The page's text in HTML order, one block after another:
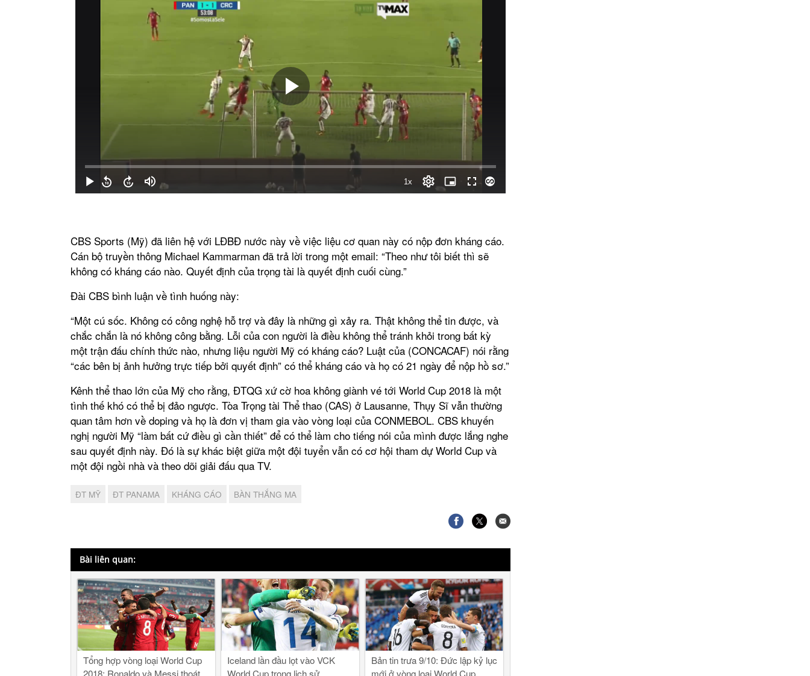
CBS Sports (Mỹ) đã liên hệ với LĐBĐ nước này về việc liệu cơ quan này có nộp đơn kháng cáo.
Cán bộ truyền thông Michael Kammarman đã trả lời trong một email: “Theo như tôi biết thì sẽ
không có kháng cáo nào. Quyết định của trọng tài là quyết định cuối cùng.”
Đài CBS bình luận về tình huống này:
“Một cú sốc. Không có công nghệ hỗ trợ và đây là những gì xảy ra. Thật không thể tin được, và
chắc chắn là nó không công bằng. Lỗi của con người là điều không thể tránh khỏi trong bất kỳ
một trận đấu chính thức nào, nhưng liệu người Mỹ có kháng cáo? Luật của (CONCACAF) nói rằng
“các bên bị ảnh hưởng trực tiếp bởi quyết định” có thể kháng cáo và họ có 21 ngày để nộp hồ sơ.”
Kênh thể thao lớn của Mỹ cho rằng, ĐTQG xứ cờ hoa không giành vé tới World Cup 2018 là một
tình thế khó có thể bị đảo ngược. Tòa Trọng tài Thể thao (CAS) ở Lausanne, Thụy Sĩ vẫn thường
quan tâm hơn về doping và họ là đơn vị tham gia vào vòng loại của CONMEBOL. CBS khuyến
nghị người Mỹ “làm bất cứ điều gì cần thiết” để có thể làm cho tiếng nói của mình được lắng nghe
sau quyết định này. Đó là sự khác biệt giữa một đội tuyển vẫn có cơ hội tham dự World Cup và
một đội ngồi nhà và theo dõi giải đấu qua TV.
ĐT MỸ ĐT PANAMA KHÁNG CÁO BÀN THẮNG MA
Bài liên quan:
Tổng hợp vòng loại World Cup
2018: Ronaldo và Messi thoát
Iceland lần đầu lọt vào VCK
World Cup trong lịch sử
Bản tin trưa 9/10: Đức lập kỷ lục
mới ở vòng loại World Cup